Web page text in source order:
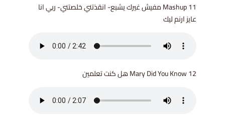
11 Mashup مفيش غيرك يشبع- انقذتني خلصتني- ربي انا
عايز ارنم ليك
12 Mary Did You Know هل كنت تعلمين